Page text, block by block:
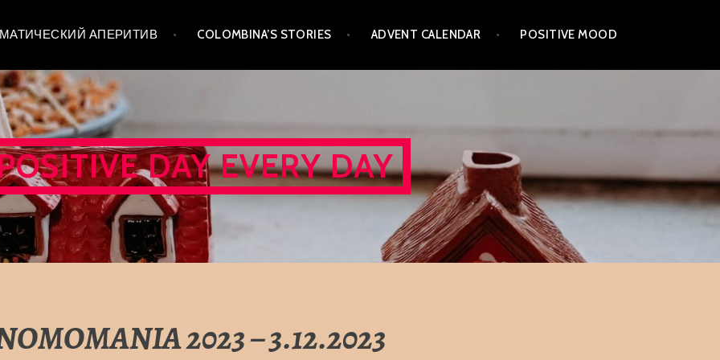
АПЕРИТИВ COLOMBINA’S STORIES ADVENT CALENDAR POSITIVE MOOD
DAY EVERY DAY
2023 – 3.12.2023